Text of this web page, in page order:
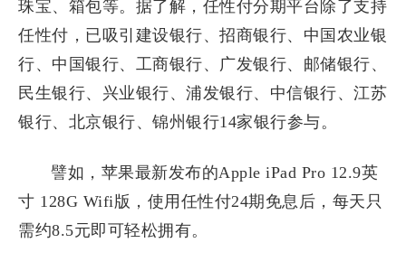
珠宝、箱包等。据了解，任性付分期平台除了支持
任性付，已吸引建设银行、招商银行、中国农业银
行、中国银行、工商银行、广发银行、邮储银行、
民生银行、兴业银行、浦发银行、中信银行、江苏
银行、北京银行、锦州银行14家银行参与。
譬如，苹果最新发布的Apple iPad Pro 12.9英
寸 128G Wifi版，使用任性付24期免息后，每天只
需约8.5元即可轻松拥有。